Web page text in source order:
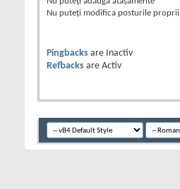
Nu puteţi modifica posturile proprii
Pingbacks are
Inactiv
Refbacks are Activ